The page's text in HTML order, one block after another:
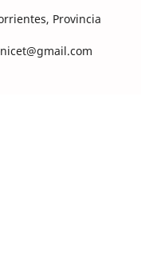
Provincia